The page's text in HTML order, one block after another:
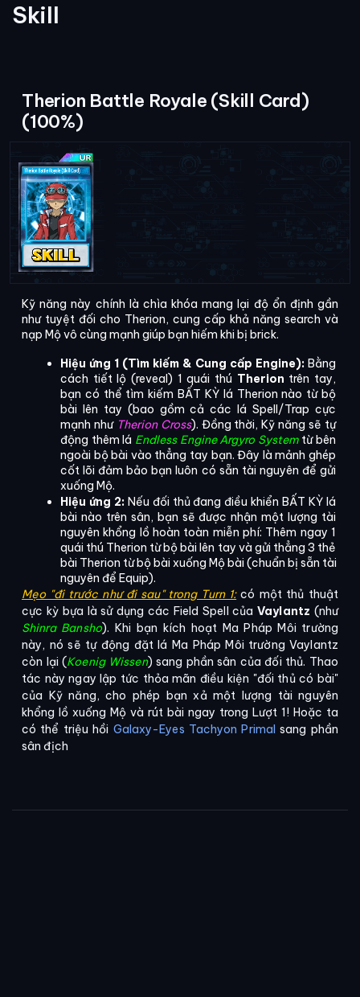
Skill
Therion Battle Royale (Skill Card)
(100%)
Kỹ năng này chính là chìa khóa mang lại độ ổn định gần
như tuyệt đối cho Therion, cung cấp khả năng search và
nạp Mộ vô cùng mạnh giúp bạn hiếm khi bị brick.
Hiệu ứng 1 (Tìm kiếm & Cung cấp Engine): Bằng
cách tiết lộ (reveal) 1 quái thú Therion trên tay,
bạn có thể tìm kiếm BẤT KỲ lá Therion nào từ bộ
bài lên tay (bao gồm cả các lá Spell/Trap cực
mạnh như Therion Cross). Đồng thời, Kỹ năng sẽ tự
động thêm lá Endless Engine Argyro System từ bên
ngoài bộ bài vào thẳng tay bạn. Đây là mảnh ghép
cốt lõi đảm bảo bạn luôn có sẵn tài nguyên để gửi
xuống Mộ.
Hiệu ứng 2: Nếu đối thủ đang điều khiển BẤT KỲ lá
bài nào trên sân, bạn sẽ được nhận một lượng tài
nguyên khổng lồ hoàn toàn miễn phí: Thêm ngay 1
quái thú Therion từ bộ bài lên tay và gửi thẳng 3 thẻ
bài Therion từ bộ bài xuống Mộ bài (chuẩn bị sẵn tài
nguyên để Equip).
Mẹo "đi trước như đi sau" trong Turn 1: có một thủ thuật
cực kỳ bựa là sử dụng các Field Spell của Vaylantz
(như
Shinra Bansho). Khi bạn kích hoạt Ma Pháp Môi trường
này, nó sẽ tự động đặt lá Ma Pháp Môi trường Vaylantz
còn lại (Koenig Wissen) sang phần sân của đối thủ. Thao
tác này ngay lập tức thỏa mãn điều kiện "đối thủ có bài"
của Kỹ năng, cho phép bạn xả một lượng tài nguyên
khổng lồ xuống Mộ và rút bài ngay trong Lượt 1! Hoặc ta
có thể triệu hồi Galaxy-Eyes Tachyon Primal sang phần
sân địch